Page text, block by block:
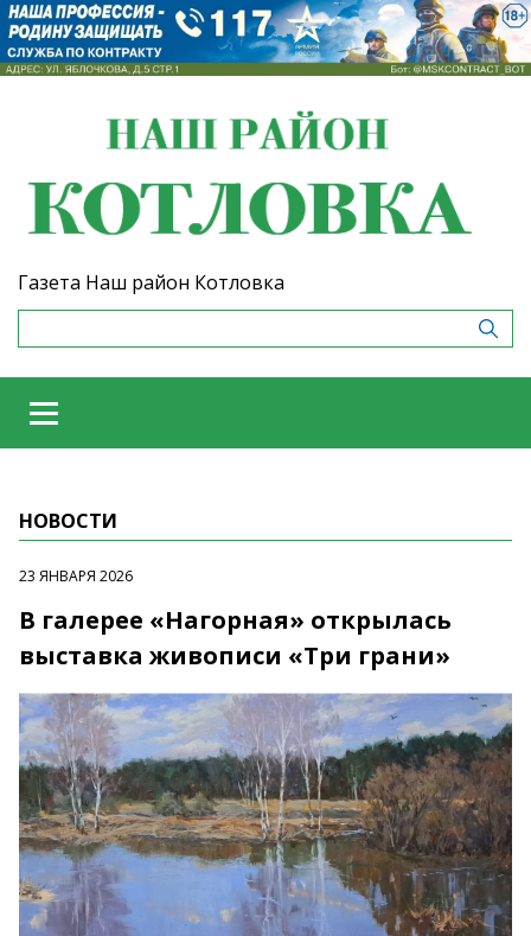
Газета Наш район Котловка
НОВОСТИ
23 ЯНВАРЯ 2026
В галерее «Нагорная» открылась
выставка живописи «Три грани»